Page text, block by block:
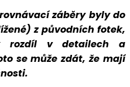
záběry byly do
z původních fotek,
rozdíl v detailech a
se může zdát, že mají